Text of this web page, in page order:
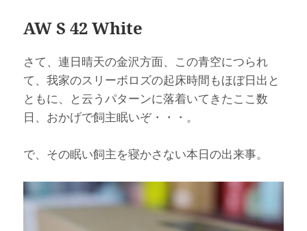
AW S 42 White
さて、連日晴天の金沢方面、この青空につられ
て、我家のスリーボロズの起床時間もほぼ日出と
ともに、と云うパターンに落着いてきたここ数
日、おかげで飼主眠いぞ・・・。
で、その眠い飼主を寝かさない本日の出来事。